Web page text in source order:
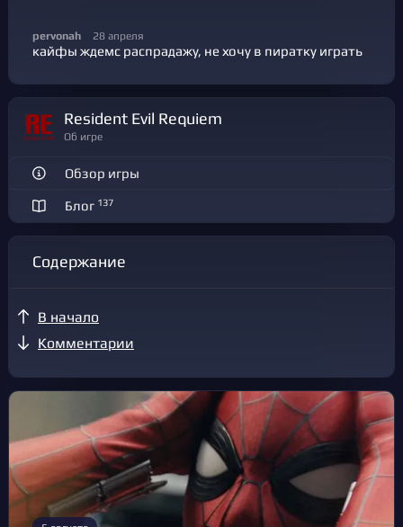
pervonah 28 апреля
кайфы ждемс распрадажу, не хочу в пиратку играть
Resident Evil Requiem
Об игре
Обзор игры
Блог 137
Содержание
В начало
Комментарии